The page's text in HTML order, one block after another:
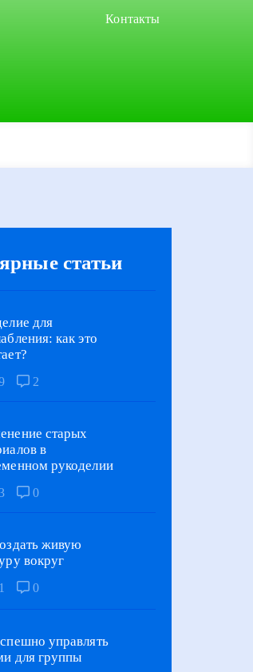
Контакты
статьи
для
как это
2
старых
в
рукоделии
0
живую
вокруг
0
управлять
для группы